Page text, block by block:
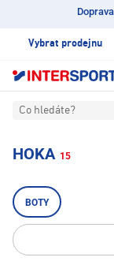
Vybrat prodejnu
Co hledáte?
HOKA 15
BOTY